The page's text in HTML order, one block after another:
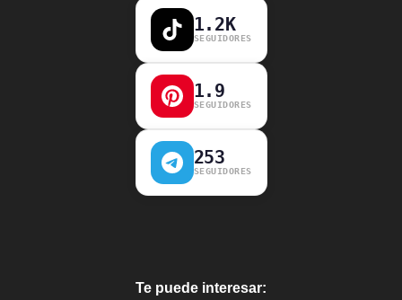
1.2K
SEGUIDORES
1.9
SEGUIDORES
253
SEGUIDORES
Te puede interesar: